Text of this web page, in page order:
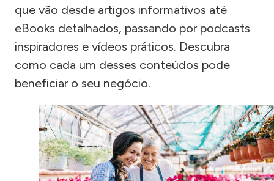
que vão desde artigos informativos até
eBooks detalhados, passando por podcasts
inspiradores e vídeos práticos. Descubra
como cada um desses conteúdos pode
beneficiar o seu negócio.